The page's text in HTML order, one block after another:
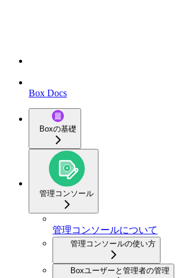
Box Docs
Boxの基礎
管理コンソール
管理コンソールについて
管理コンソールの使い方
Boxユーザーと管理者の管理